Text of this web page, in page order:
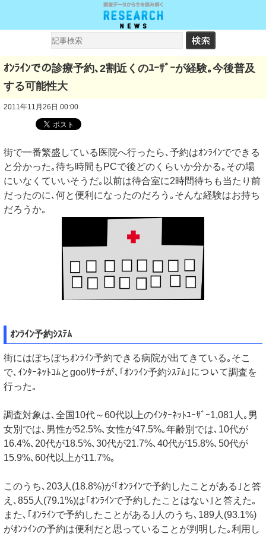
ｵﾝﾗｲﾝでの診療予約､2割近くのﾕｰｻﾞｰが経験｡今後普及
する可能性大
2011年11月26日 00:00
街で一番繁盛している医院へ行ったら､予約はｵﾝﾗｲﾝでできる
と分かった｡待ち時間もPCで後どのくらいか分かる｡その場
にいなくていいそうだ｡以前は待合室に2時間待ちも当たり前
だったのに､何と便利になったのだろう｡そんな経験はお持ち
だろうか｡
ｵﾝﾗｲﾝ予約ｼｽﾃﾑ
街にはぼちぼちｵﾝﾗｲﾝ予約できる病院が出てきている｡そこ
で､ｲﾝﾀｰﾈｯﾄｺﾑとgooﾘｻｰﾁが､｢ｵﾝﾗｲﾝ予約ｼｽﾃﾑ｣について調査を
行った｡
調査対象は､全国10代～60代以上のｲﾝﾀｰﾈｯﾄﾕｰｻﾞｰ1,081人｡男
女別では､男性が52.5%､女性が47.5%｡年齢別では､10代が
16.4%､20代が18.5%､30代が21.7%､40代が15.8%､50代が
15.9%､60代以上が11.7%｡
このうち､203人(18.8%)が｢ｵﾝﾗｲﾝで予約したことがある｣と答
え､855人(79.1%)は｢ｵﾝﾗｲﾝで予約したことはない｣と答えた｡
また､｢ｵﾝﾗｲﾝで予約したことがある｣人のうち､189人(93.1%)
がｵﾝﾗｲﾝの予約は便利だと思っていることが判明した｡利用し